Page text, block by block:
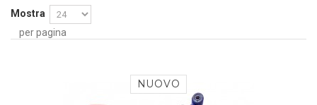
Mostra
per pagina
NUOVO